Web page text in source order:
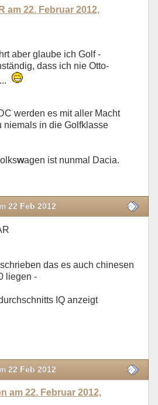
am 22. Februar 2012,
aber glaube ich Golf -
dass ich nie Otto-
werden es mit aller Macht
niemals in die Golfklasse
olkswagen ist nunmal Dacia.
22 Feb 2012
das es auch chinesen
liegen -
IQ anzeigt
22 Feb 2012
am 22. Februar 2012,